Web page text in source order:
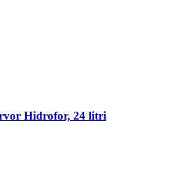
Hidrofor, 24 litri